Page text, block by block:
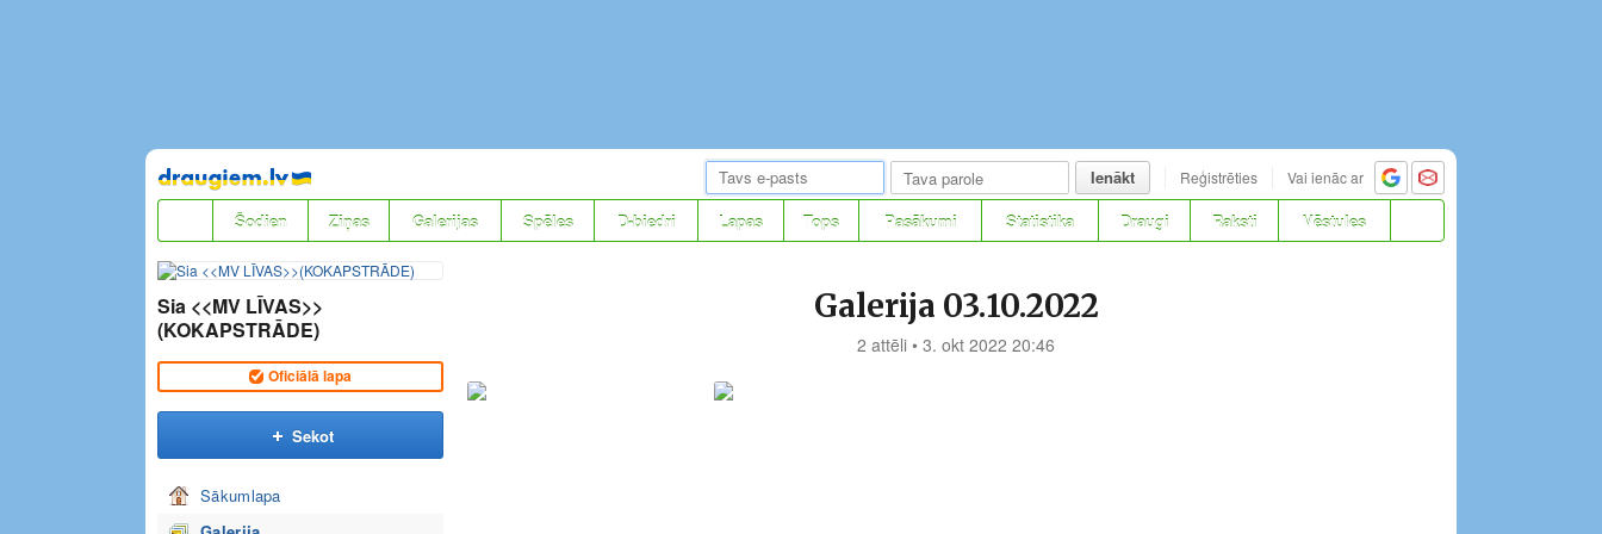
Pāriet
uz
saturu
Ienākt Reģistrēties Vai ienāc ar
Šodien Ziņas Galerijas Spēles D-biedri Lapas Tops Pasākumi Statistika Draugi Raksti Vēstules
Sia <<MV LĪVAS>>
(KOKAPSTRĀDE)
Oficiālā lapa
Sekot
Sākumlapa
Galerija 03.10.2022
2 attēli • 3. okt 2022 20:46